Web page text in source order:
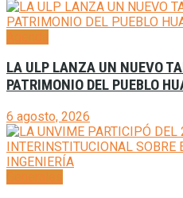
LA ULP LANZA UN NUEVO
PATRIMONIO DEL PUEBLO
6 agosto, 2026